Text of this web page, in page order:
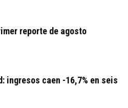
reporte de agosto
ingresos caen -16,7% en seis